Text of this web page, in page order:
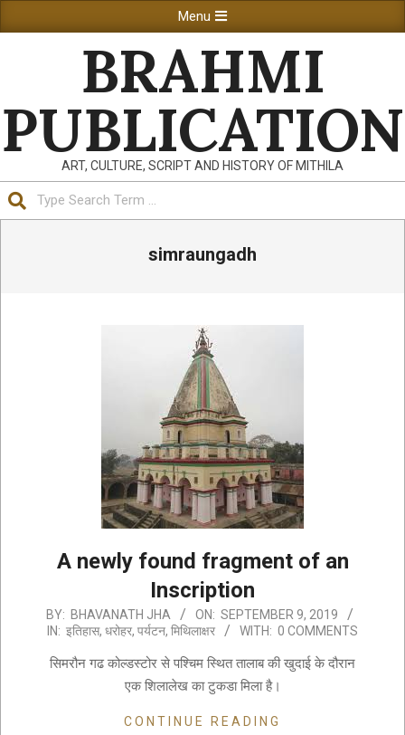
to
Navigation
Menu
BRAHMI
PUBLICATION
ART, CULTURE, SCRIPT AND HISTORY OF MITHILA
simraungadh
A newly found fragment of an
Inscription
2019-
09-
09
BY: BHAVANATH JHA ON: SEPTEMBER 9, 2019
IN: इतिहास, धरोहर, पर्यटन, मिथिलाक्षर WITH: 0 COMMENTS
सिमरौन गढ कोल्डस्टोर से पश्चिम स्थित तालाब की खुदाई के दौरान
एक शिलालेख का टुकडा मिला है।
CONTINUE READING